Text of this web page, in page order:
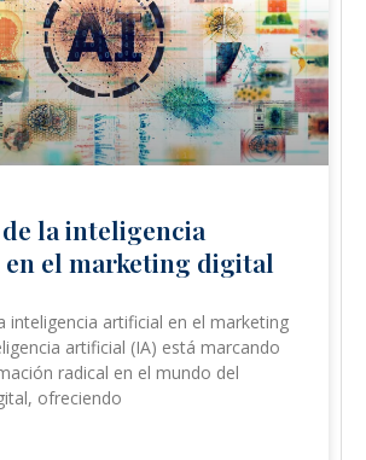
la inteligencia
el marketing digital
inteligencia artificial en el marketing
artificial (IA) está marcando
radical en el mundo del
ofreciendo